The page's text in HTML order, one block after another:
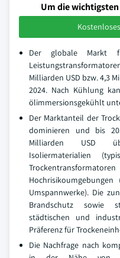
Um die
Der globale Markt
Milliarden USD bzw. 4,3
2024. Nach Kühlung
ölimmersionsgekühlt
Der Marktanteil der
dominieren und bis
Milliarden USD
Isoliermaterialien
Umspannwerke). Die
Brandschutz sowie
städtischen und
Präferenz für
Die Nachfrage nach